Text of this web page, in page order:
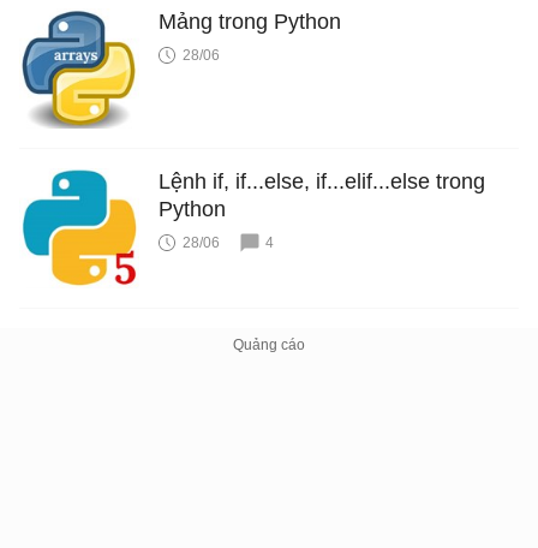
Mảng trong Python
28/06
Lệnh if, if...else, if...elif...else trong
Python
28/06 4